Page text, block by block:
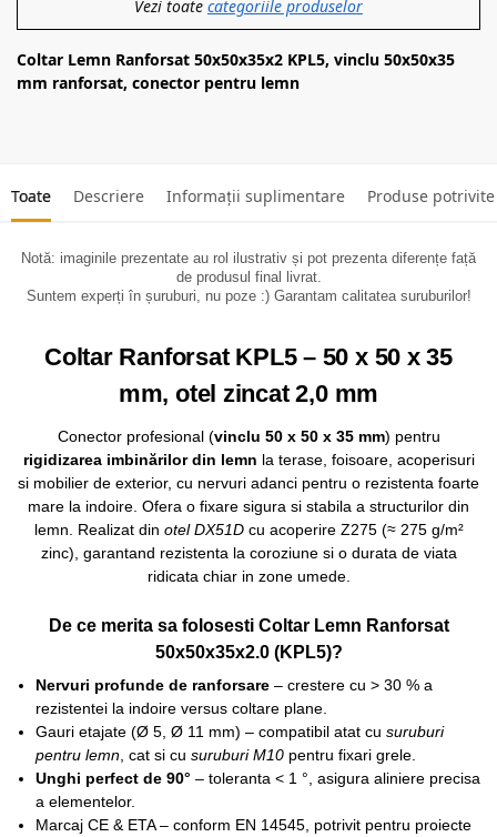
Vezi toate categoriile produselor
Coltar Lemn Ranforsat 50x50x35x2 KPL5, vinclu 50x50x35
mm ranforsat, conector pentru lemn
Toate Descriere Informații suplimentare Produse potrivite
Notă: imaginile prezentate au rol ilustrativ și pot prezenta diferențe față
de produsul final livrat.
Suntem experți în șuruburi, nu poze :) Garantam calitatea suruburilor!
Coltar Ranforsat KPL5 – 50 x 50 x 35
mm, otel zincat 2,0 mm
Conector profesional (vinclu 50 x 50 x 35 mm) pentru
rigidizarea imbinărilor din lemn la terase, foisoare, acoperisuri
si mobilier de exterior, cu nervuri adanci pentru o rezistenta foarte
mare la indoire. Ofera o fixare sigura si stabila a structurilor din
lemn. Realizat din otel DX51Dcu acoperire Z275 (≈ 275 g/m²
zinc), garantand rezistenta la coroziune si o durata de viata
ridicata chiar in zone umede.
De ce merita sa folosesti Coltar Lemn Ranforsat
50x50x35x2.0 (KPL5)?
Nervuri profunde de ranforsare– crestere cu > 30 % a
rezistentei la indoire versus coltare plane.
Gauri etajate (Ø 5, Ø 11 mm) – compatibil atat cu suruburi
pentru lemn, cat si cu suruburi M10pentru fixari grele.
Unghi perfect de 90° – toleranta < 1 °, asigura aliniere precisa
a elementelor.
Marcaj CE & ETA – conform EN 14545, potrivit pentru proiecte